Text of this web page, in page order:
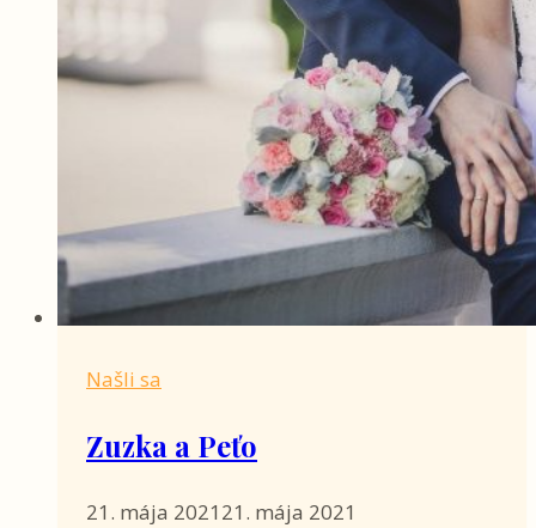
Našli sa
Zuzka a Peťo
21. mája 2021 21. mája 2021